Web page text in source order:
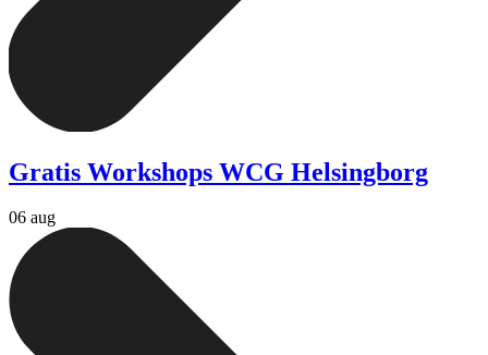
Gratis Workshops WCG Helsingborg
06 aug